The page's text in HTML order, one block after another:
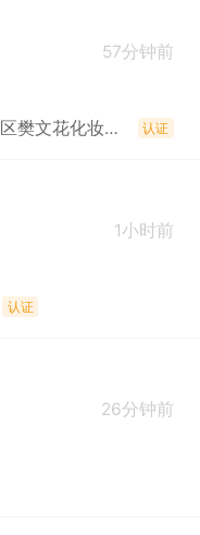
57分钟前
樊文花面部护理连锁（眉山市东坡区樊文花化妆品） 认证
1小时前
认证
26分钟前